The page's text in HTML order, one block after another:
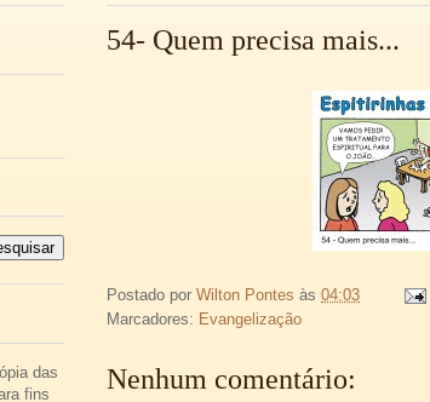
54- Quem precisa mais...
Postado por Wilton Pontes às 04:03
Marcadores: Evangelização
Nenhum comentário:
das
fins